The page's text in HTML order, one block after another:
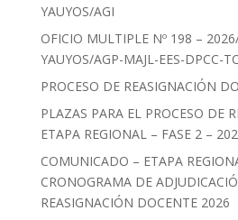
YAUYOS/AGI
OFICIO MULTIPLE Nº 198 –
YAUYOS/AGP-MAJL-EES-DPCC-
PROCESO DE REASIGNACIÓN
PLAZAS PARA EL PROCESO DE
ETAPA REGIONAL – FASE 2 –
COMUNICADO – ETAPA
CRONOGRAMA DE
REASIGNACIÓN DOCENTE 2026